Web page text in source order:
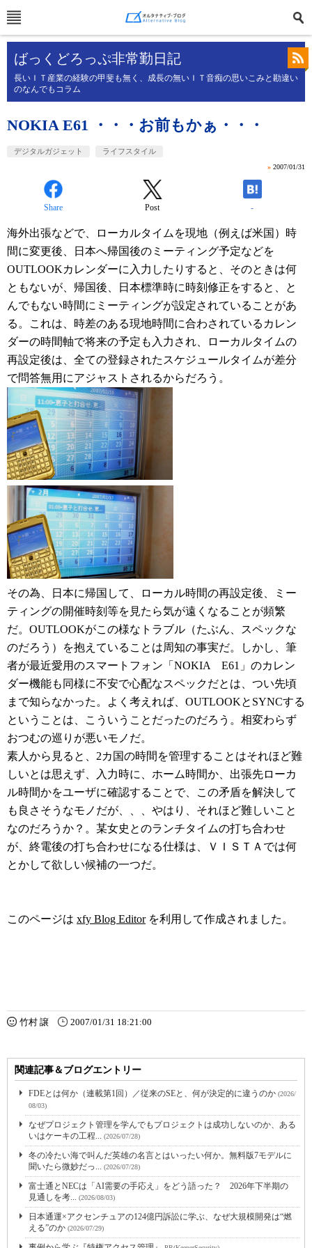
ばっくどろっぷ非常勤日記
長いＩＴ産業の経験の甲斐も無く、成長の無いＩＴ音痴の思いこみと勘違い
のなんでもコラム
NOKIA E61 ・・・お前もかぁ・・・
デジタルガジェット ライフスタイル
» 2007/01/31
Share Post -
海外出張などで、ローカルタイムを現地（例えば米国）時
間に変更後、日本へ帰国後のミーティング予定などを
OUTLOOKカレンダーに入力したりすると、そのときは何
ともないが、帰国後、日本標準時に時刻修正をすると、と
んでもない時間にミーティングが設定されていることがあ
る。これは、時差のある現地時間に合わされているカレン
ダーの時間軸で将来の予定も入力され、ローカルタイムの
再設定後は、全ての登録されたスケジュールタイムが差分
で問答無用にアジャストされるからだろう。
その為、日本に帰国して、ローカル時間の再設定後、ミー
ティングの開催時刻等を見たら気が遠くなることが頻繁
だ。OUTLOOKがこの様なトラブル（たぶん、スペックな
のだろう）を抱えていることは周知の事実だ。しかし、筆
者が最近愛用のスマートフォン「NOKIA E61」のカレン
ダー機能も同様に不安で心配なスペックだとは、つい先頃
まで知らなかった。よく考えれば、OUTLOOKとSYNCする
ということは、こういうことだったのだろう。相変わらず
おつむの巡りが悪いモノだ。
素人から見ると、2カ国の時間を管理することはそれほど難
しいとは思えず、入力時に、ホーム時間か、出張先ローカ
ル時間かをユーザに確認することで、この矛盾を解決して
も良さそうなモノだが、、、やはり、それほど難しいこと
なのだろうか？。某女史とのランチタイムの打ち合わせ
が、終電後の打ち合わせになる仕様は、ＶＩＳＴＡでは何
とかして欲しい候補の一つだ。
このページは xfy Blog Editorを利用して作成されました。
竹村 譲 2007/01/31 18:21:00
関連記事＆ブログエントリー
FDEとは何か（連載第1回）／従来のSEと、何が決定的に違うのか (2026/
08/03)
なぜプロジェクト管理を学んでもプロジェクトは成功しないのか、ある
いはケーキの工程... (2026/07/28)
冬の冷たい海で叫んだ英雄の名言とはいったい何か。無料版7モデルに
聞いたら微妙だっ... (2026/07/28)
富士通とNECは「AI需要の手応え」をどう語った？ 2026年下半期の
見通しを考... (2026/08/03)
日本通運×アクセンチュアの124億円訴訟に学ぶ、なぜ大規模開発は“燃
える”のか (2026/07/29)